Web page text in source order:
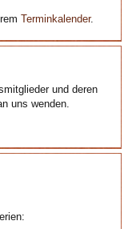
Terminkalender.
und deren
uns wenden.